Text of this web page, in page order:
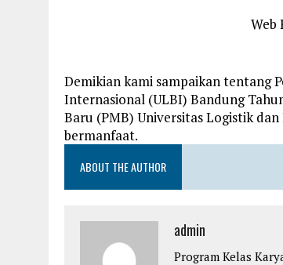
Web
Demikian kami sampaikan tentang
Internasional (ULBI) Bandung
Baru (PMB) Universitas Logistik
bermanfaat.
ABOUT THE AUTHOR
admin
Program Kelas